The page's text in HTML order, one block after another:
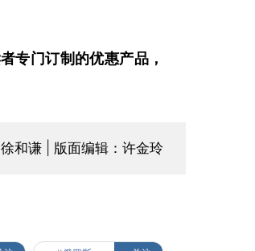
专门订制的优惠产品，
和谦 | 版面编辑：许金玲